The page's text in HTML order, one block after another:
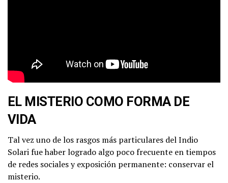
EL MISTERIO COMO FORMA DE
VIDA
Tal vez uno de los rasgos más particulares del Indio
Solari fue haber logrado algo poco frecuente en tiempos
de redes sociales y exposición permanente: conservar el
misterio.